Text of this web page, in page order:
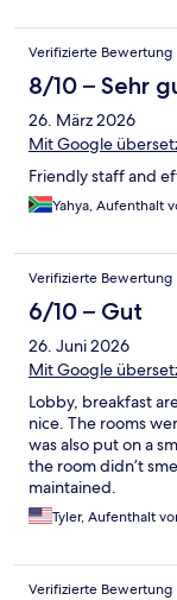
Verifizierte Bewertung
8/10 – Sehr
26. März 2026
Mit Google
Friendly staff and
Yahya, Aufenthalt
Verifizierte Bewertung
6/10 – Gut
26. Juni 2026
Mit Google
Lobby, breakfast
nice. The rooms
was also put on a
the room didn’t
maintained.
Tyler, Aufenthalt
Verifizierte Bewertung